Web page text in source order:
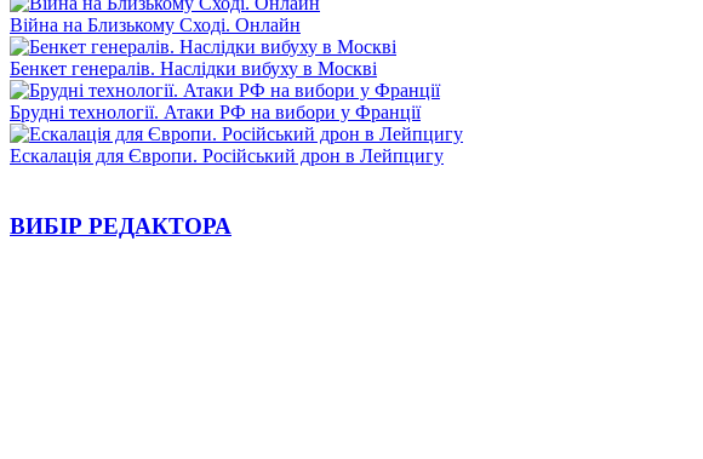
Війна на Близькому Сході. Онлайн
Бенкет генералів. Наслідки вибуху в Москві
Брудні технології. Атаки РФ на вибори у Франції
Ескалація для Європи. Російський дрон в Лейпцигу
ВИБІР РЕДАКТОРА